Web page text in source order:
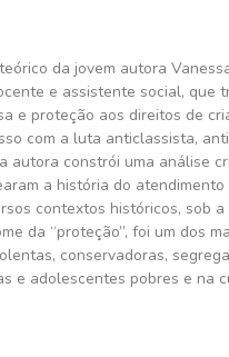
da jovem autora
e assistente social, que
e proteção aos direitos de
com a luta anticlassista,
autora constrói uma análise
a história do atendimento
contextos históricos, sob a
da “proteção”, foi um dos
conservadoras,
e adolescentes pobres e na